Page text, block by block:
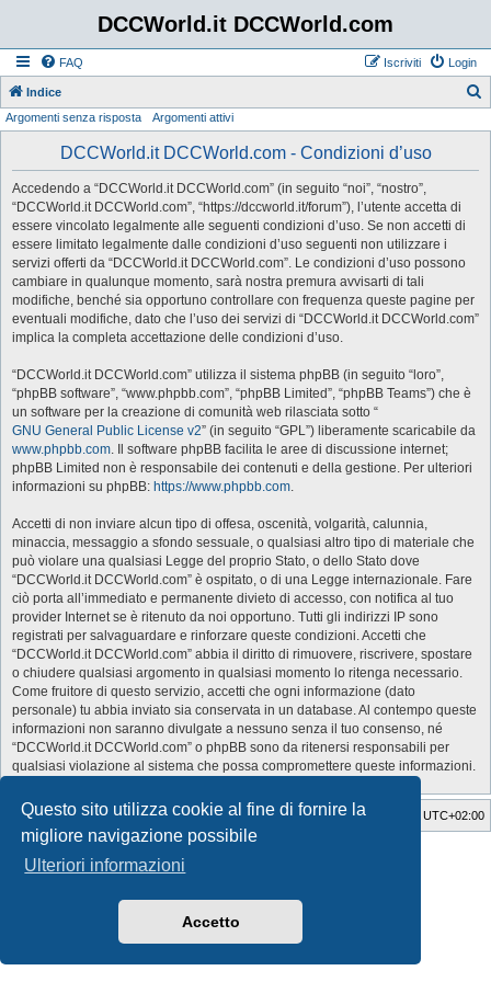
Questo sito utilizza cookie al fine di fornire la
migliore navigazione possibile
Ulteriori informazioni
Accetto
DCCWorld.it DCCWorld.com
FAQ Login
Iscriviti
Indice
Argomenti senza risposta Argomenti attivi
DCCWorld.it DCCWorld.com - Condizioni d’uso
Accedendo a “DCCWorld.it DCCWorld.com” (in seguito “noi”, “nostro”,
“DCCWorld.it DCCWorld.com”, “https://dccworld.it/forum”), l’utente accetta di
essere vincolato legalmente alle seguenti condizioni d’uso. Se non accetti di
essere limitato legalmente dalle condizioni d’uso seguenti non utilizzare i
servizi offerti da “DCCWorld.it DCCWorld.com”. Le condizioni d’uso possono
cambiare in qualunque momento, sarà nostra premura avvisarti di tali
modifiche, benché sia opportuno controllare con frequenza queste pagine per
eventuali modifiche, dato che l’uso dei servizi di “DCCWorld.it DCCWorld.com”
implica la completa accettazione delle condizioni d’uso.
“DCCWorld.it DCCWorld.com” utilizza il sistema phpBB (in seguito “loro”,
“phpBB software”, “www.phpbb.com”, “phpBB Limited”, “phpBB Teams”) che è
un software per la creazione di comunità web rilasciata sotto “
GNU General Public License v2” (in seguito “GPL”) liberamente scaricabile da
www.phpbb.com. Il software phpBB facilita le aree di discussione internet;
phpBB Limited non è responsabile dei contenuti e della gestione. Per ulteriori
informazioni su phpBB: https://www.phpbb.com.
Accetti di non inviare alcun tipo di offesa, oscenità, volgarità, calunnia,
minaccia, messaggio a sfondo sessuale, o qualsiasi altro tipo di materiale che
può violare una qualsiasi Legge del proprio Stato, o dello Stato dove
“DCCWorld.it DCCWorld.com” è ospitato, o di una Legge internazionale. Fare
ciò porta all’immediato e permanente divieto di accesso, con notifica al tuo
provider Internet se è ritenuto da noi opportuno. Tutti gli indirizzi IP sono
registrati per salvaguardare e rinforzare queste condizioni. Accetti che
“DCCWorld.it DCCWorld.com” abbia il diritto di rimuovere, riscrivere, spostare
o chiudere qualsiasi argomento in qualsiasi momento lo ritenga necessario.
Come fruitore di questo servizio, accetti che ogni informazione (dato
personale) tu abbia inviato sia conservata in un database. Al contempo queste
informazioni non saranno divulgate a nessuno senza il tuo consenso, né
“DCCWorld.it DCCWorld.com” o phpBB sono da ritenersi responsabili per
qualsiasi violazione al sistema che possa compromettere queste informazioni.
Indice Tutti gli orari sono UTC+02:00
Cancella cookie
Style Developer by ©
Creato daphpBB
Privacy|Condizioni